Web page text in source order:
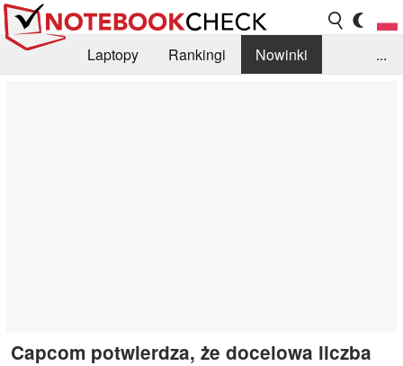
Laptopy Rankingi
Nowinki
...
Capcom potwierdza, że docelowa liczba